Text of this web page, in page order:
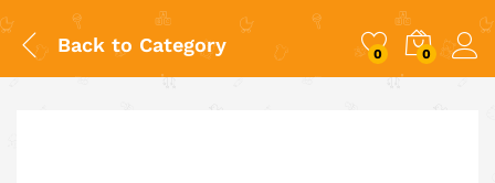
Back to Category 0 0